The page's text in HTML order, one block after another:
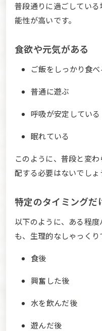
普段通りに過ごしてい
能性が高いです。
食欲や元気がある
ご飯をしっかり食べ
普通に遊ぶ
呼吸が安定している
眠れている
このように、普段と変
配する必要はないでしょ
特定のタイミングだ
以下のように、ある程
も、生理的なしゃっくり
食後
興奮した後
水を飲んだ後
遊んだ後